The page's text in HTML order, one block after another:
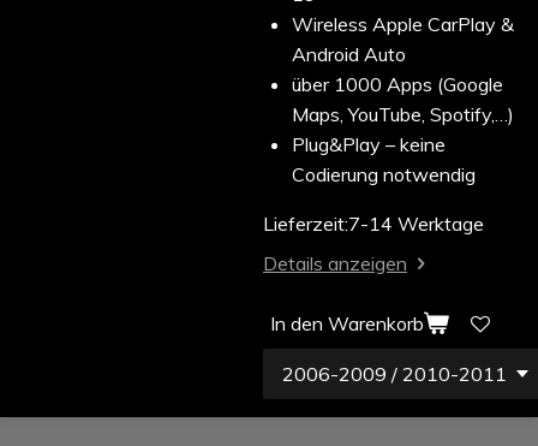
Wireless Apple CarPlay &
Android Auto
über 1000 Apps (Google
Maps, YouTube, Spotify,…)
Plug&Play – keine
Codierung notwendig
Lieferzeit:7-14 Werktage
Details anzeigen
In den Warenkorb